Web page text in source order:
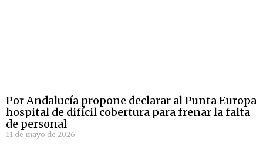
Por Andalucía propone declarar al Punta Europa
hospital de difícil cobertura para frenar la falta
de personal
11 de mayo de 2026